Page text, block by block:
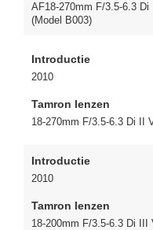
AF18-270mm F/3.5-6.3
(Model B003)
Introductie
2010
Tamron lenzen
18-270mm F/3.5-6.3 Di II
Introductie
2010
Tamron lenzen
18-200mm F/3.5-6.3 Di III